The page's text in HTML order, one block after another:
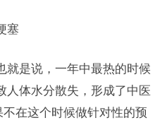
塞
就是说，一年中最热的时候
人体水分散失，形成了中医
不在这个时候做针对性的预